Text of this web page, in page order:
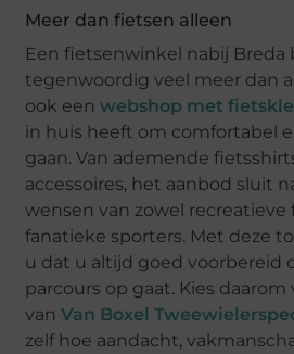
Meer dan fietsen alleen
Een fietsenwinkel nabij Breda
tegenwoordig veel meer dan
ook eenwebshop met
in huis heeft om comfortabel
gaan. Van ademende
accessoires, het aanbod sluit
wensen van zowel recreatieve
fanatieke sporters. Met deze
u dat u altijd goed voorbereid
parcours op gaat. Kies
vanVan Boxel
zelf hoe aandacht,